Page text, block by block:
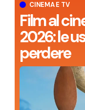
CINEMA E TV
Film al
2026: le
perdere